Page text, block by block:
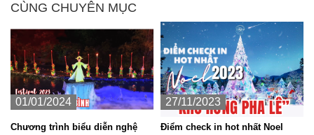
CÙNG CHUYÊN MỤC
01/01/2024
Chương trình biểu diễn nghệ
27/11/2023
Điểm check in hot nhất Noel